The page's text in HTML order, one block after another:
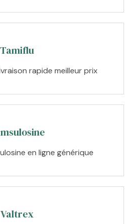
Tamiflu
rapide meilleur prix
en ligne générique
Valtrex